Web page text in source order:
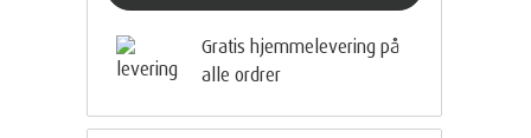
Gratis hjemmelevering på
alle ordrer